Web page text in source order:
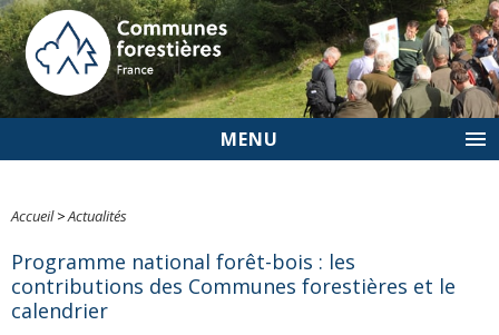
MENU
Accueil>Actualités
Programme national forêt-bois : les
contributions des Communes forestières et le
calendrier